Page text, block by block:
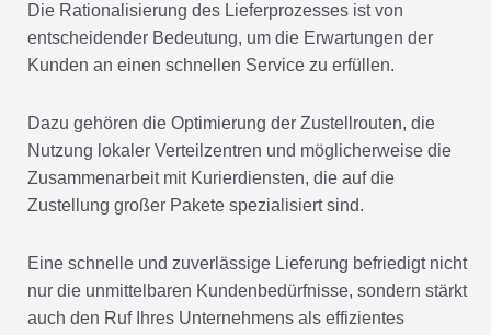
Die Rationalisierung des Lieferprozesses ist von
entscheidender Bedeutung, um die Erwartungen der
Kunden an einen schnellen Service zu erfüllen.
Dazu gehören die Optimierung der Zustellrouten, die
Nutzung lokaler Verteilzentren und möglicherweise die
Zusammenarbeit mit Kurierdiensten, die auf die
Zustellung großer Pakete spezialisiert sind.
Eine schnelle und zuverlässige Lieferung befriedigt nicht
nur die unmittelbaren Kundenbedürfnisse, sondern stärkt
auch den Ruf Ihres Unternehmens als effizientes